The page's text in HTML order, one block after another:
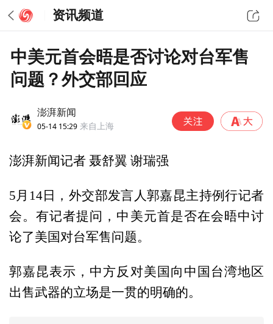
资讯频道
中美元首会晤是否讨论对台军售
问题？外交部回应
澎湃新闻
05-14 15:29 来自上海
澎湃新闻记者 聂舒翼 谢瑞强
5月14日，外交部发言人郭嘉昆主持例行记者
会。有记者提问，中美元首是否在会晤中讨
论了美国对台军售问题。
郭嘉昆表示，中方反对美国向中国台湾地区
出售武器的立场是一贯的明确的。